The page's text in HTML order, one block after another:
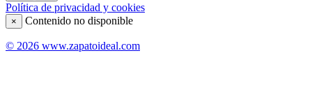
Política de privacidad y cookies
× Contenido no disponible
© 2026 www.zapatoideal.com